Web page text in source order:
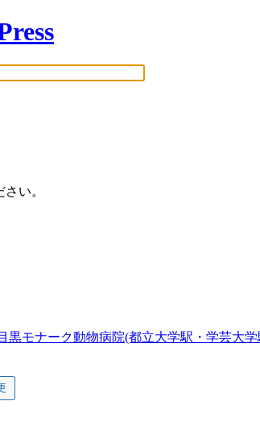
い。
モナーク動物病院(都立大学駅・学芸大